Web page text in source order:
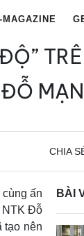
MAGAZINE
CHIA
ấn
NTK Đỗ
tạo nên
BÀI